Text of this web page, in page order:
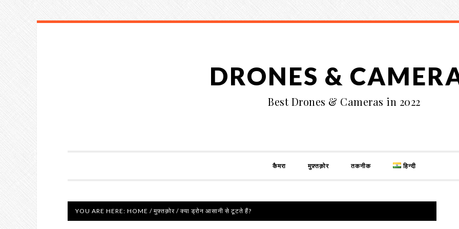
DRONES &
Best Drones & Cameras in 2022
कैमरा मुफ़्तक़ोर तकनीक हिन्दी
YOU ARE HERE: HOME / मुफ़्तक़ोर / क्या ड्रोन आसानी से टूटते हैं?